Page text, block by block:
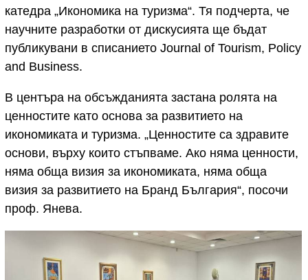
катедра „Икономика на туризма“. Тя подчерта, че
научните разработки от дискусията ще бъдат
публикувани в списанието Journal of Tourism, Policy
and Business.
В центъра на обсъжданията застана ролята на
ценностите като основа за развитието на
икономиката и туризма. „Ценностите са здравите
основи, върху които стъпваме. Ако няма ценности,
няма обща визия за икономиката, няма обща
визия за развитието на Бранд България“, посочи
проф. Янева.